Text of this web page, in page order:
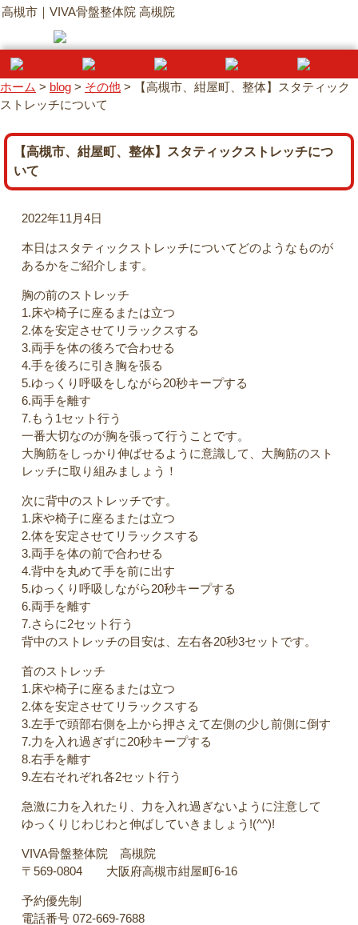
高槻市｜VIVA骨盤整体院 高槻院
ホーム > blog > その他 >
【高槻市、紺屋町、整体】スタティック
ストレッチについて
【高槻市、紺屋町、整体】スタティックストレッチにつ
いて
2022年11月4日
本日はスタティックストレッチについてどのようなものが
あるかをご紹介します。
胸の前のストレッチ
1.床や椅子に座るまたは立つ
2.体を安定させてリラックスする
3.両手を体の後ろで合わせる
4.手を後ろに引き胸を張る
5.ゆっくり呼吸をしながら20秒キープする
6.両手を離す
7.もう1セット行う
一番大切なのが胸を張って行うことです。
大胸筋をしっかり伸ばせるように意識して、大胸筋のスト
レッチに取り組みましょう！
次に背中のストレッチです。
1.床や椅子に座るまたは立つ
2.体を安定させてリラックスする
3.両手を体の前で合わせる
4.背中を丸めて手を前に出す
5.ゆっくり呼吸しながら20秒キープする
6.両手を離す
7.さらに2セット行う
背中のストレッチの目安は、左右各20秒3セットです。
首のストレッチ
1.床や椅子に座るまたは立つ
2.体を安定させてリラックスする
3.左手で頭部右側を上から押さえて左側の少し前側に倒す
7.力を入れ過ぎずに20秒キープする
8.右手を離す
9.左右それぞれ各2セット行う
急激に力を入れたり、力を入れ過ぎないように注意して
ゆっくりじわじわと伸ばしていきましょう!(^^)!
VIVA骨盤整体院 高槻院
〒569-0804 大阪府高槻市紺屋町6-16
予約優先制
電話番号 072-669-7688